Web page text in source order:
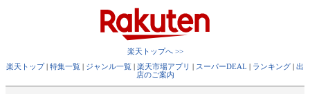
楽天トップへ >>
楽天トップ
特集一覧 ジャンル一覧 楽天市場アプリ スーパーDEAL ランキング
出
店のご案内